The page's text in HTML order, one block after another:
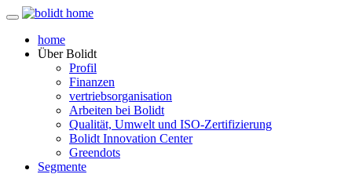
home
ÜberBolidt
Profil
Finanzen
vertriebsorganisation
Arbeiten bei Bolidt
Qualität, Umwelt und ISO-Zertifizierung
Bolidt Innovation Center
Greendots
Segmente